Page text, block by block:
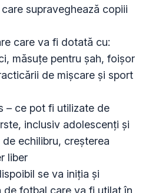
inclusiv adolescenți și
echilibru, creșterea
liber
de fotbal care va fi utilat în